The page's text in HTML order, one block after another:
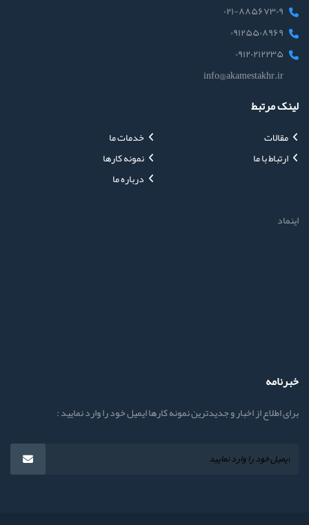
۰۲۱-۸۸۵۶۷۳۰۹
۰۹۱۲۵۵۰۸۹۶۹
۰۹۱۲۰۲۱۲۲۳۵
info@akamestakhr.ir
لینک مرتبط
خدمات ما
مقالات
نمونه کارها
ارتباط با ما
درباره ما
اینماد
خبرنامه
برای اطلاع از اخبار و جدیدترین نمونه کارها ایمیل خود را وارد نمایید :